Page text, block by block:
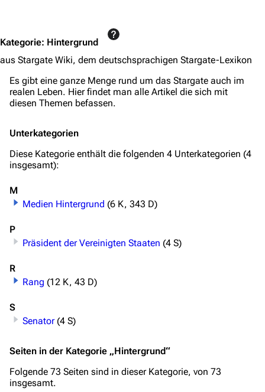
Kategorie: Hintergrund
aus Stargate Wiki, dem deutschsprachigen Stargate-Lexikon
Es gibt eine ganze Menge rund um das Stargate auch im
realen Leben. Hier findet man alle Artikel die sich mit
diesen Themen befassen.
Unterkategorien
Diese Kategorie enthält die folgenden 4 Unterkategorien (4
insgesamt):
M
Medien Hintergrund (6 K, 343 D)
P
Präsident der Vereinigten Staaten (4 S)
R
Rang (12 K, 43 D)
S
Senator (4 S)
Seiten in der Kategorie „Hintergrund“
Folgende 73 Seiten sind in dieser Kategorie, von 73
insgesamt.